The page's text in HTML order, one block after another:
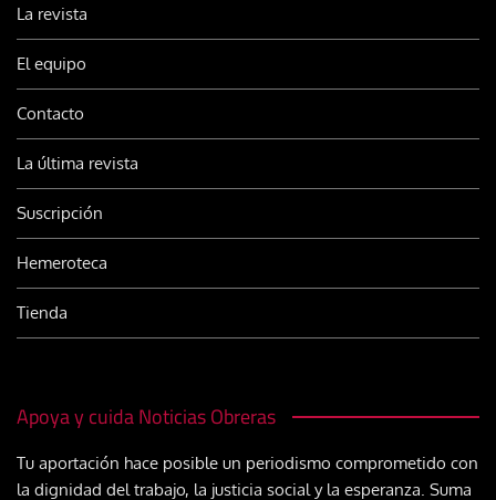
La revista
El equipo
Contacto
La última revista
Suscripción
Hemeroteca
Tienda
Apoya y cuida Noticias Obreras
Tu aportación hace posible un periodismo comprometido con
la dignidad del trabajo, la justicia social y la esperanza. Suma